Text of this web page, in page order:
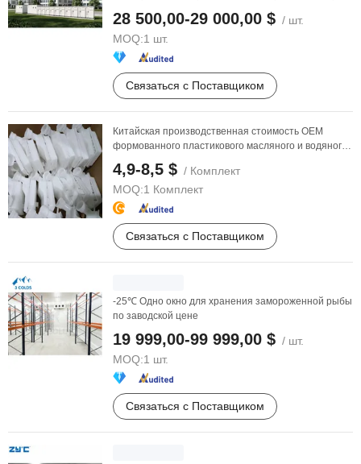
28 500,00-29 000,00 $ / шт.
MOQ:1 шт.
Связаться с Поставщиком
Китайская производственная стоимость OEM
формованного пластикового масляного и водяного
резервуара, ...
4,9-8,5 $ / Комплект
MOQ:1 Комплект
Связаться с Поставщиком
-25℃ Одно окно для хранения замороженной рыбы
по заводской цене
19 999,00-99 999,00 $ / шт.
MOQ:1 шт.
Связаться с Поставщиком